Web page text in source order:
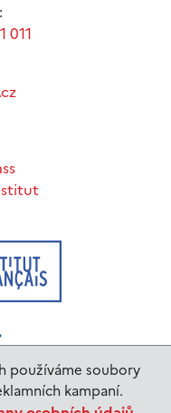
používáme soubory
kampaní.
011